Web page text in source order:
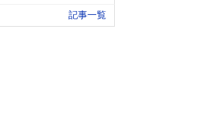
記事一覧